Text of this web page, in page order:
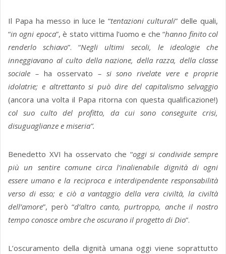
Il Papa ha messo in luce le “tentazioni culturali” delle quali,
“in ogni epoca”, è stato vittima l’uomo e che “hanno finito col
renderlo schiavo”. “Negli ultimi secoli, le ideologie che
inneggiavano al culto della nazione, della razza, della classe
sociale – ha osservato – si sono rivelate vere e proprie
idolatrie; e altrettanto si può dire del capitalismo selvaggio
(ancora una volta il Papa ritorna con questa qualificazione!)
col suo culto del profitto, da cui sono conseguite crisi,
disuguaglianze e miseria”.
Benedetto XVI ha osservato che “oggi si condivide sempre
più un sentire comune circa l’inalienabile dignità di ogni
essere umano e la reciproca e interdipendente responsabilità
verso di esso; e ciò a vantaggio della vera civiltà, la civiltà
dell’amore”, però “d’altro canto, purtroppo, anche il nostro
tempo conosce ombre che oscurano il progetto di Dio”.
L’oscuramento della dignità umana oggi viene soprattutto